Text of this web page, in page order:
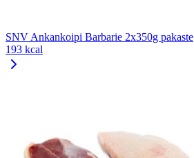
SNV Ankankoipi Barbarie 2x350g pakaste
193 kcal